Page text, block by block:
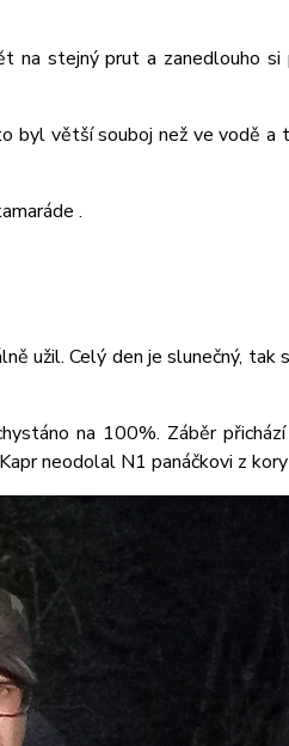
na stejný prut a zanedlouho si
byl větší souboj než ve vodě a
.
užil. Celý den je slunečný, tak
na 100%. Záběr
neodolal N1 panáčkovi z